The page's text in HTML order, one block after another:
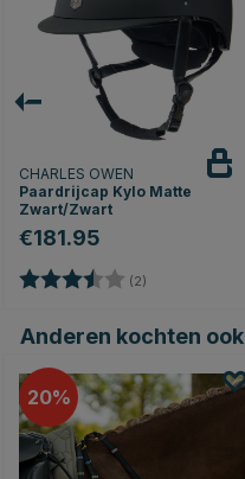
CHARLES OWEN
Paardrijcap Kylo Matte
Zwart/Zwart
€181.95
Beoordeling: (2)
Anderen kochten ook
20